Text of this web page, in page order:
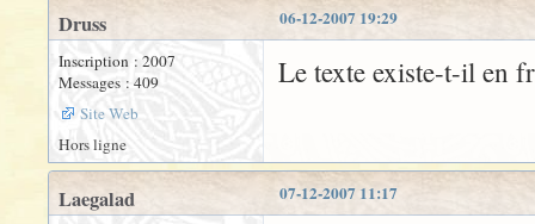
06-12-2007 19:29
Druss
Inscription : 2007
Messages : 409
Site Web
Le texte existe-t-il en
Hors ligne
07-12-2007 11:17
Laegalad